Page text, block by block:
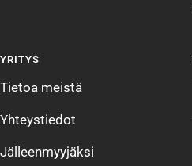
YRITYS
Tietoa meistä
Yhteystiedot
Jälleenmyyjäksi